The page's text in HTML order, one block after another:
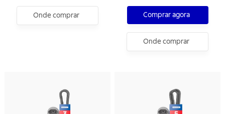
Onde comprar Comprar agora
Onde comprar